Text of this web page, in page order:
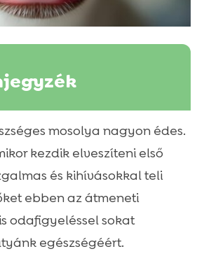
kölyökkutya fogváltás?
fogváltás időzítése
tünetei
a kölyökkutyának
kutyaeledel előnyei
mosolya nagyon édes.
kezdik elveszíteni első
és kihívásokkal teli
ebben az átmeneti
odafigyeléssel sokat
egészségéért.